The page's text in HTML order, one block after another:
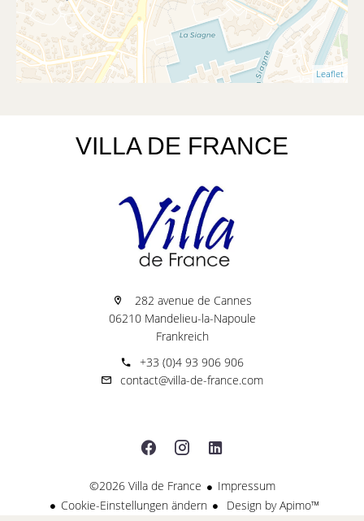
Leaflet
VILLA DE FRANCE
282 avenue de Cannes
06210 Mandelieu-la-Napoule
Frankreich
+33 (0)4 93 906 906
contact@villa-de-france.com
©2026 Villa de France
Impressum
Cookie-Einstellungen ändern
Design byApimo™